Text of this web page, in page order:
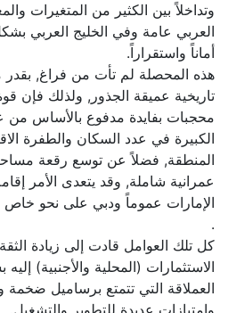
وتداخلاً بين الكثير من المتغيرات
العربي عامة وفي الخليج العربي
أماناً واستقراراً.
هذه المحصلة لم تأت من فراغ, بقدر
تاريخية عميقة الجذور, ولذلك فإن
محجبات بفايدة مدفوع بالأساس من
الكبيرة في عدد السكان والطفرة
المنطقة, فضلاً عن توسع رقعة
عمرانية شاملة, وقد يتعدى الأمر
الإمارات عموماً ودبي على نحو
كل تلك العوامل قادت إلى زيادة الثقة
الاستثمارات (المحلية والأجنبية)
العملاقة التي تتمتع برساميل ضخمة
وامتيازات عديدة للتطوير والتشغيل.